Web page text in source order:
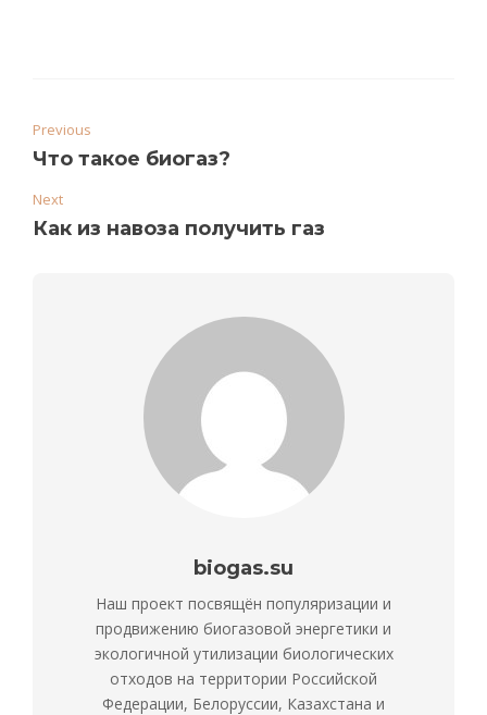
Previous
Что такое биогаз?
Next
Как из навоза получить газ
biogas.su
Наш проект посвящён популяризации и
продвижению биогазовой энергетики и
экологичной утилизации биологических
отходов на территории Российской
Федерации, Белоруссии, Казахстана и